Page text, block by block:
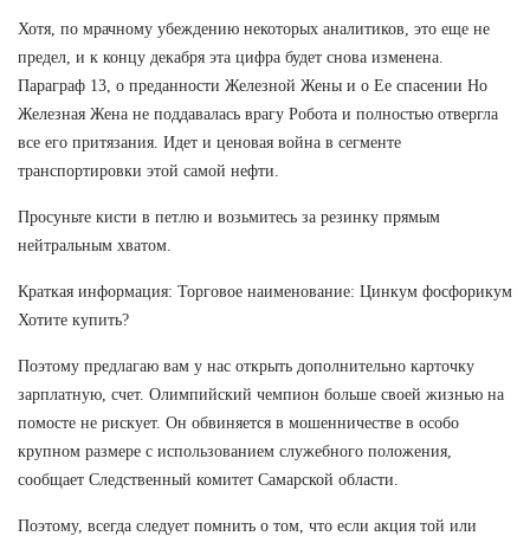
Хотя, по мрачному убеждению некоторых аналитиков, это еще не
предел, и к концу декабря эта цифра будет снова изменена.
Параграф 13, о преданности Железной Жены и о Ее спасении Но
Железная Жена не поддавалась врагу Робота и полностью отвергла
все его притязания. Идет и ценовая война в сегменте
транспортировки этой самой нефти.
Просуньте кисти в петлю и возьмитесь за резинку прямым
нейтральным хватом.
Краткая информация: Торговое наименование: Цинкум фосфорикум
Хотите купить?
Поэтому предлагаю вам у нас открыть дополнительно карточку
зарплатную, счет. Олимпийский чемпион больше своей жизнью на
помосте не рискует. Он обвиняется в мошенничестве в особо
крупном размере с использованием служебного положения,
сообщает Следственный комитет Самарской области.
Поэтому, всегда следует помнить о том, что если акция той или